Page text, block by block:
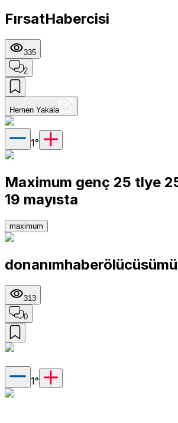
FırsatHabercisi
335
2
Hemen Yakala
1°
Maximum genç 25 tlye
19 mayısta
maximum
313
0
1°